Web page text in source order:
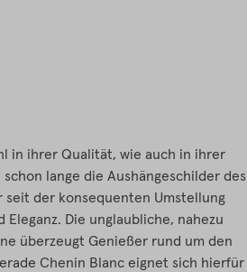
in ihrer Qualität, wie auch in ihrer
lange die Aushängeschilder des
seit der konsequenten Umstellung
Die unglaubliche, nahezu
überzeugt Genießer rund um den
Chenin Blanc eignet sich hierfür